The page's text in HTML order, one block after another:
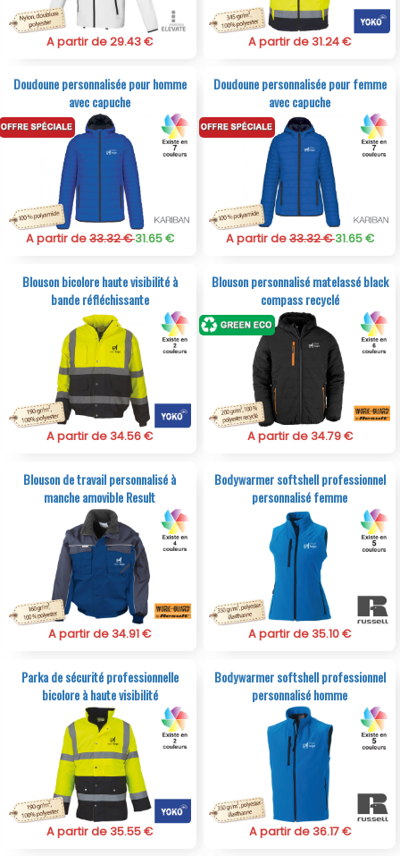
A partir de 29.43 € A partir de 31.24 €
Doudoune personnalisée pour homme
avec capuche
A partir de33.32 €31.65 €
Doudoune personnalisée pour femme
avec capuche
A partir de33.32 €31.65 €
Blouson bicolore haute visibilité à
bande réfléchissante
A partir de 34.56 €
Blouson personnalisé matelassé black
compass recyclé
A partir de 34.79 €
Blouson de travail personnalisé à
manche amovible Result
A partir de 34.91 €
Bodywarmer softshell professionnel
personnalisé femme
A partir de 35.10 €
Parka de sécurité professionnelle
bicolore à haute visibilité
A partir de 35.55 €
Bodywarmer softshell professionnel
personnalisé homme
A partir de 36.17 €